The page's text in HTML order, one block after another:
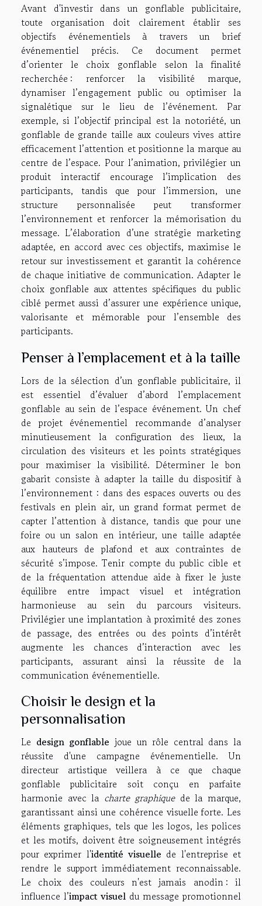
Avant d'investir dans un gonflable publicitaire,
toute organisation doit clairement établir ses
objectifs événementiels à travers un brief
événementiel précis. Ce document permet
d’orienter le choix gonflable selon la finalité
recherchée : renforcer la visibilité marque,
dynamiser l’engagement public ou optimiser la
signalétique sur le lieu de l’événement. Par
exemple, si l’objectif principal est la notoriété, un
gonflable de grande taille aux couleurs vives attire
efficacement l’attention et positionne la marque au
centre de l’espace. Pour l’animation, privilégier un
produit interactif encourage l’implication des
participants, tandis que pour l’immersion, une
structure personnalisée peut transformer
l’environnement et renforcer la mémorisation du
message. L’élaboration d’une stratégie marketing
adaptée, en accord avec ces objectifs, maximise le
retour sur investissement et garantit la cohérence
de chaque initiative de communication. Adapter le
choix gonflable aux attentes spécifiques du public
ciblé permet aussi d’assurer une expérience unique,
valorisante et mémorable pour l’ensemble des
participants.
Penser à l’emplacement et à la taille
Lors de la sélection d’un gonflable publicitaire, il
est essentiel d’évaluer d’abord l’emplacement
gonflable au sein de l’espace événement. Un chef
de projet événementiel recommande d’analyser
minutieusement la configuration des lieux, la
circulation des visiteurs et les points stratégiques
pour maximiser la visibilité. Déterminer le bon
gabarit consiste à adapter la taille du dispositif à
l’environnement : dans des espaces ouverts ou des
festivals en plein air, un grand format permet de
capter l’attention à distance, tandis que pour une
foire ou un salon en intérieur, une taille adaptée
aux hauteurs de plafond et aux contraintes de
sécurité s’impose. Tenir compte du public cible et
de la fréquentation attendue aide à fixer le juste
équilibre entre impact visuel et intégration
harmonieuse au sein du parcours visiteurs.
Privilégier une implantation à proximité des zones
de passage, des entrées ou des points d’intérêt
augmente les chances d’interaction avec les
participants, assurant ainsi la réussite de la
communication événementielle.
Choisir le design et la
personnalisation
Le design gonflable joue un rôle central dans la
réussite d'une campagne événementielle. Un
directeur artistique veillera à ce que chaque
gonflable publicitaire soit conçu en parfaite
harmonie avec la charte graphiquede la marque,
garantissant ainsi une cohérence visuelle forte. Les
éléments graphiques, tels que les logos, les polices
et les motifs, doivent être soigneusement intégrés
pour exprimer l'identité visuelle de l'entreprise et
rendre le support immédiatement reconnaissable.
Le choix des couleurs n'est jamais anodin : il
influence l’impact visuel du message promotionnel